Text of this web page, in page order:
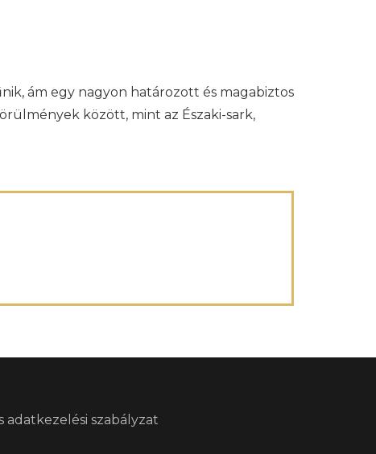
ám egy nagyon határozott és magabiztos
között, mint az Északi-sark,
adatkezelési szabályzat